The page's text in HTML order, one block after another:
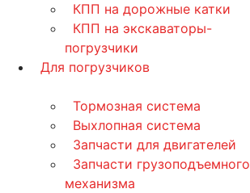
КПП на дорожные катки
КПП на экскаваторы-
погрузчики
Для погрузчиков
Тормозная система
Выхлопная система
Запчасти для двигателей
Запчасти грузоподъемного
механизма